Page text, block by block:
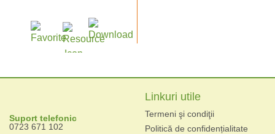
Suport telefonic
0723 671 102
Linkuri utile
Termeni şi condiţii
Politică de confidențialitate